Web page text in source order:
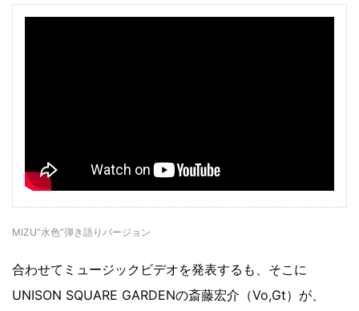
MIZU“水色”弾き語りバージョン
合わせてミュージックビデオを発表するも、そこに
UNISON SQUARE GARDENの斎藤宏介（Vo,Gt）が、